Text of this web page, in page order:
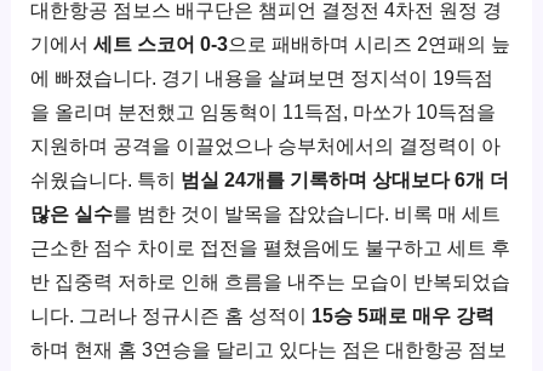
대한항공 점보스 배구단은 챔피언 결정전 4차전 원정 경
기에서세트 스코어 0-3으로 패배하며 시리즈 2연패의 늪
에 빠졌습니다. 경기 내용을 살펴보면 정지석이 19득점
을 올리며 분전했고 임동혁이 11득점, 마쏘가 10득점을
지원하며 공격을 이끌었으나 승부처에서의 결정력이 아
쉬웠습니다. 특히 범실 24개를 기록하며 상대보다 6개 더
많은 실수를 범한 것이 발목을 잡았습니다. 비록 매 세트
근소한 점수 차이로 접전을 펼쳤음에도 불구하고 세트 후
반 집중력 저하로 인해 흐름을 내주는 모습이 반복되었습
니다. 그러나 정규시즌 홈 성적이 15승 5패로 매우 강력
하며 현재 홈 3연승을 달리고 있다는 점은 대한항공 점보